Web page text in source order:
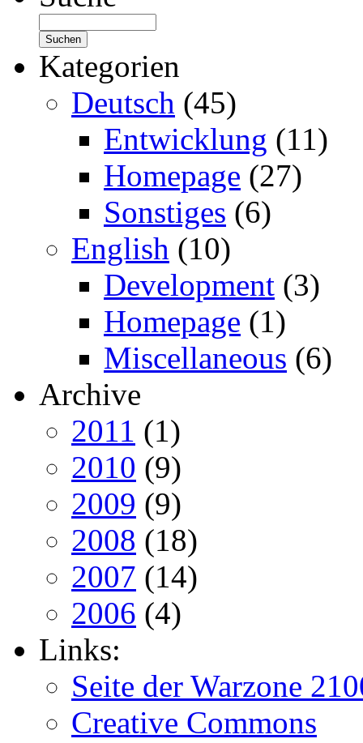
Kategorien
Deutsch (45)
Entwicklung (11)
Homepage (27)
Sonstiges (6)
English (10)
Development (3)
Homepage (1)
Miscellaneous (6)
Archive
2011 (1)
2010 (9)
2009 (9)
2008 (18)
2007 (14)
2006 (4)
Links:
Seite der Warzone
Creative Commons